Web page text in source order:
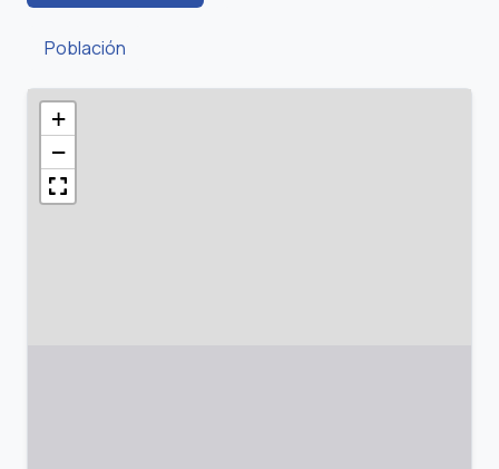
Población
+
−